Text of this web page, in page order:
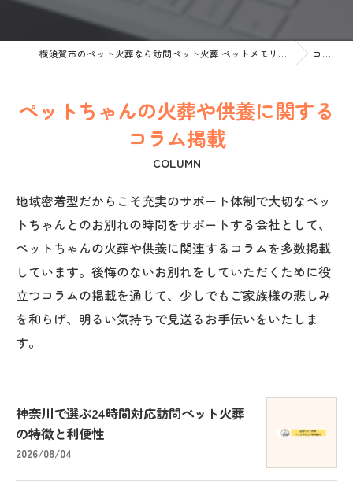
横須賀市のペット火葬なら訪問ペット火葬 ペットメモリアル神奈川 コラム
ペットちゃんの火葬や供養に関する
コラム掲載
COLUMN
地域密着型だからこそ充実のサポート体制で大切なペッ
トちゃんとのお別れの時間をサポートする会社として、
ペットちゃんの火葬や供養に関連するコラムを多数掲載
しています。後悔のないお別れをしていただくために役
立つコラムの掲載を通じて、少しでもご家族様の悲しみ
を和らげ、明るい気持ちで見送るお手伝いをいたしま
す。
神奈川で選ぶ24時間対応訪問ペット火葬
の特徴と利便性
2026/08/04